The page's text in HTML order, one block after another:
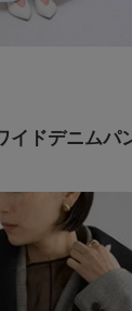
イドデニムパ